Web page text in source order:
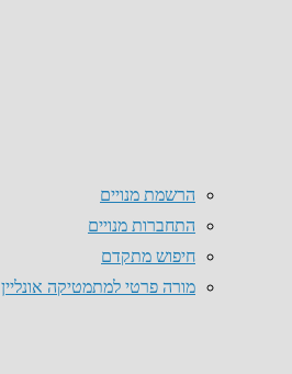
הרשמת מנויים
התחברות מנויים
חיפוש מתקדם
מורה פרטי למתמטיקה אונליין